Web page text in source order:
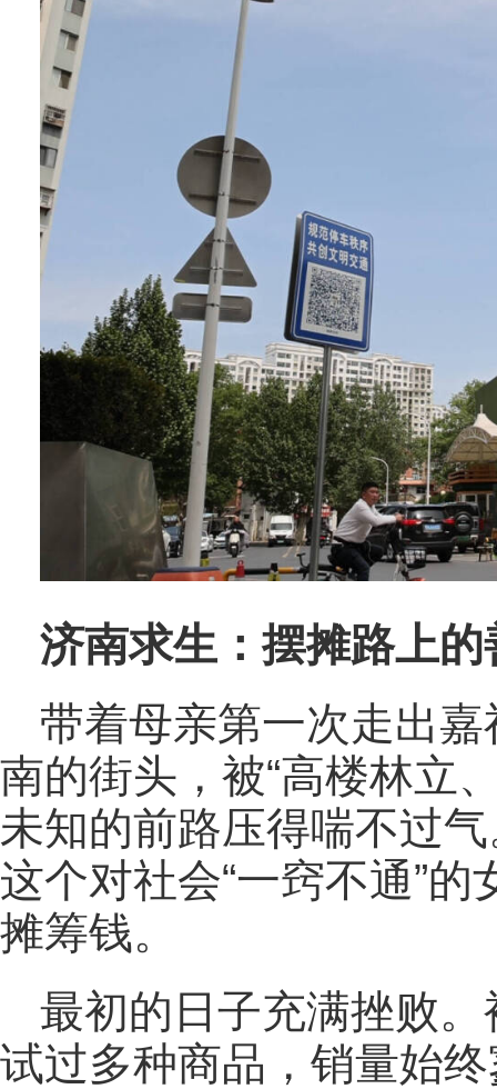
济南求生：摆摊路上的
带着母亲第一次走出
南的街头，被“高楼林立
未知的前路压得喘不过
这个对社会“一窍不通”
摊筹钱。
最初的日子充满挫败
试过多种商品，销量始